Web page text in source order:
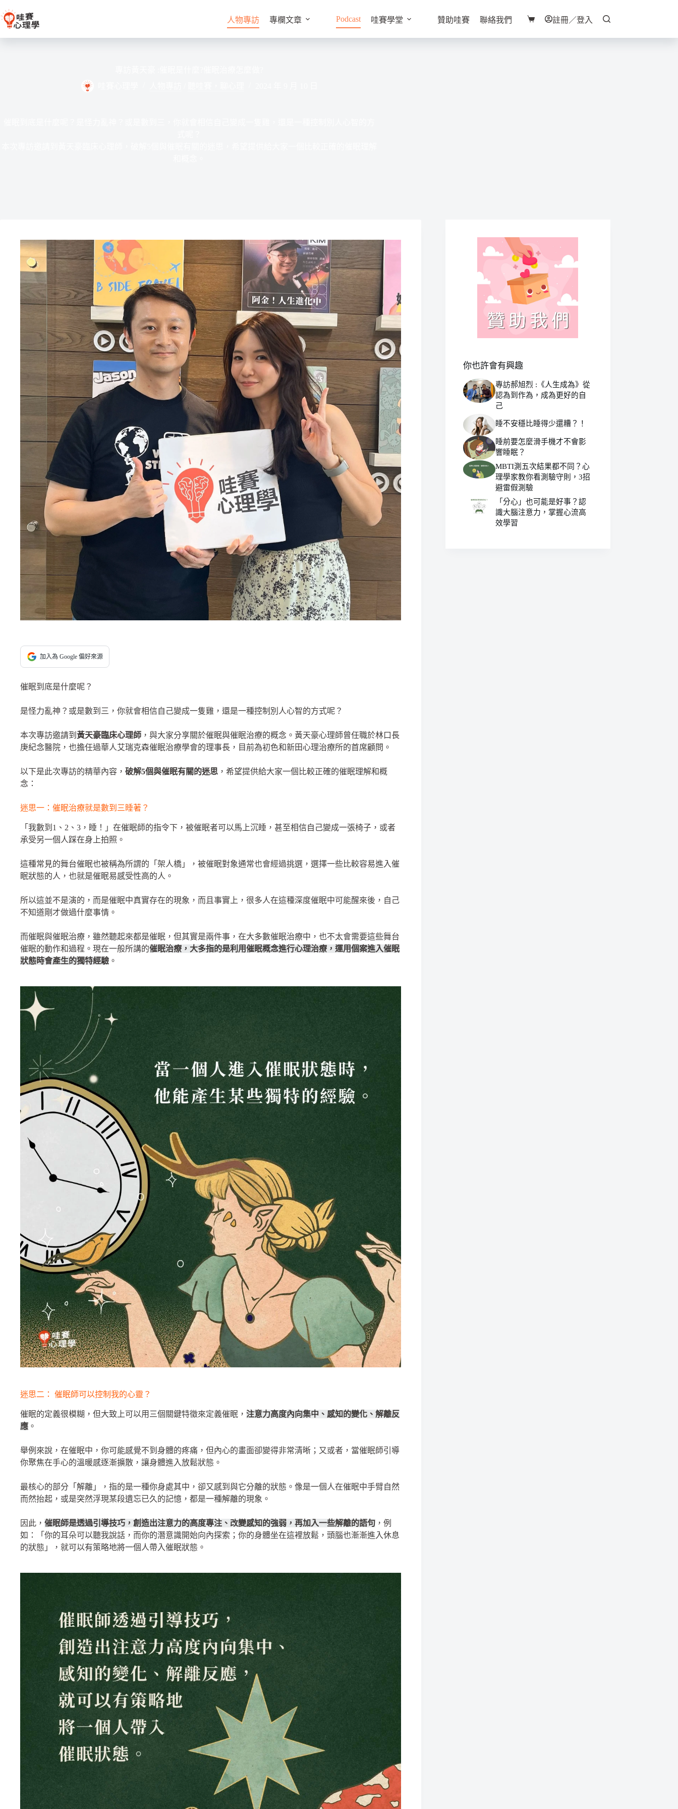
至
主
人物專訪 專欄文章 Podcast 哇賽學堂 贊助哇賽 聯絡我們
購
物
註冊／登入
加入為 Google 偏好來源
催眠到底是什麼呢？
是怪力亂神？或是數到三，你就會相信自己變成一隻雞，還是一種控制別人心智的方式呢？
本次專訪邀請到 黃天豪臨床心理師 ，與大家分享關於催眠與催眠治療的概念。黃天豪心理師曾任職於林口長
庚紀念醫院，也擔任過華人艾瑞克森催眠治療學會的理事長，目前為初色和新田心理治療所的首席顧問。
以下是此次專訪的精華內容， 破解5個與催眠有關的迷思 ，希望提供給大家一個比較正確的催眠理解和概
念：
迷思一：催眠治療就是數到三睡著？
「我數到1、2、3，睡！」在催眠師的指令下，被催眠者可以馬上沉睡，甚至相信自己變成一張椅子，或者
承受另一個人踩在身上拍照。
這種常見的舞台催眠也被稱為所謂的「架人橋」，被催眠對象通常也會經過挑選，選擇一些比較容易進入催
眠狀態的人，也就是催眠易感受性高的人。
所以這並不是演的，而是催眠中真實存在的現象，而且事實上，很多人在這種深度催眠中可能醒來後，自己
不知道剛才做過什麼事情。
而催眠與催眠治療，雖然聽起來都是催眠，但其實是兩件事，在大多數催眠治療中，也不太會需要這些舞台
催眠的動作和過程。現在一般所講的催眠治療，大多指的是利用催眠概念進行心理治療，運用個案進入催眠
狀態時會產生的獨特經驗 。
迷思二： 催眠師可以控制我的心靈？
催眠的定義很模糊，但大致上可以用三個關鍵特徵來定義催眠， 注意力高度內向集中、感知的變化、解離反
應 。
舉例來說，在催眠中，你可能感覺不到身體的疼痛，但內心的畫面卻變得非常清晰；又或者，當催眠師引導
你聚焦在手心的溫暖感逐漸擴散，讓身體進入放鬆狀態。
最核心的部分「解離」，指的是一種你身處其中，卻又感到與它分離的狀態。像是一個人在催眠中手臂自然
而然抬起，或是突然浮現某段遺忘已久的記憶，都是一種解離的現象。
因此， 催眠師是透過引導技巧，創造出注意力的高度專注、改變感知的強弱，再加入一些解離的語句 ，例
如：「你的耳朵可以聽我說話，而你的潛意識開始向內探索；你的身體坐在這裡放鬆，頭腦也漸漸進入休息
的狀態」，就可以有策略地將一個人帶入催眠狀態。
你也許會有興趣
專訪郝旭烈 :《人生成為》從
認為到作為，成為更好的自
己
睡不安穩比睡得少還糟？！
睡前要怎麼滑手機才不會影
響睡眠？
MBTI測五次結果都不同？心
理學家教你看測驗守則，3招
避雷假測驗
「分心」也可能是好事？認
識大腦注意力，掌握心流高
效學習